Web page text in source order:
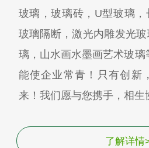
玻璃，玻璃砖，U型玻璃
玻璃隔断，激光内雕发光
璃，山水画水墨画艺术玻
能使企业常青！只有创新
来！我们愿与您携手，相生
了解详情